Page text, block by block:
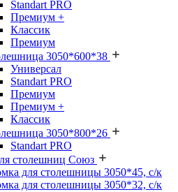
Standart PRO
Премиум +
Классик
Премиум
3050*600*38
Универсал
Standart PRO
Премиум
Премиум +
Классик
3050*800*26
Standart PRO
столешниц Союз
для столешницы 3050*45, с/к
для столешницы 3050*32, с/к